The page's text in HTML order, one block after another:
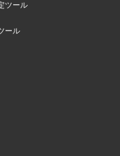
ツール
ール